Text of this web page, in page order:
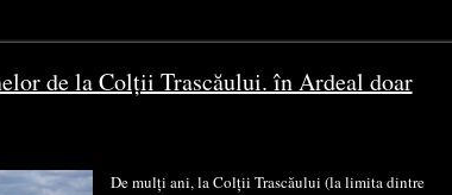
de la Colții Trascăului. în Ardeal doar
De mulți ani, la Colții Trascăului (la limita dintre